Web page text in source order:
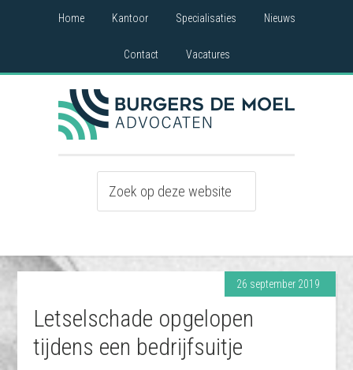
Home Kantoor Specialisaties Nieuws
Contact Vacatures
26 september 2019
Letselschade opgelopen
tijdens een bedrijfsuitje